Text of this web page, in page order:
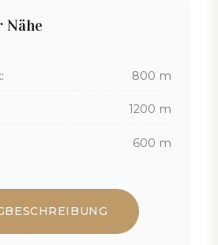
Nähe
800 m
1200 m
600 m